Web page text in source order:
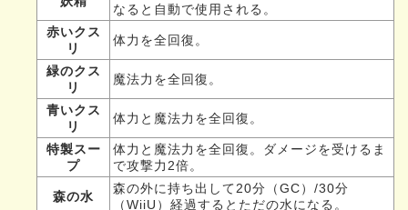
なると自動で使用される。
赤いクス
リ
体力を全回復。
緑のクス
リ
魔法力を全回復。
青いクス
リ
体力と魔法力を全回復。
特製スー
プ
体力と魔法力を全回復。ダメージを受けるま
で攻撃力2倍。
森の水
森の外に持ち出して20分（GC）/30分
（WiiU）経過するとただの水になる。